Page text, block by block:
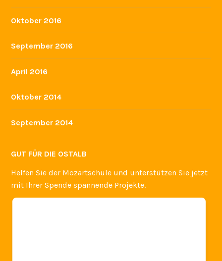
Oktober 2016
September 2016
April 2016
Oktober 2014
September 2014
GUT FÜR DIE OSTALB
Helfen Sie der Mozartschule und unterstützen Sie jetzt
mit Ihrer Spende spannende Projekte.